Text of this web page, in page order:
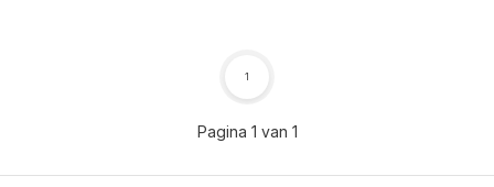
Pagina 1 van 1
1